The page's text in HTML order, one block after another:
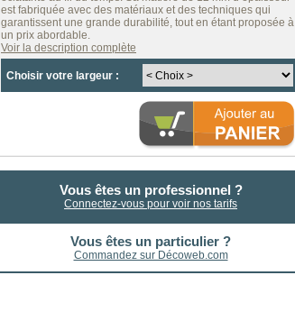
est fabriquée avec des matériaux et des techniques qui
garantissent une grande durabilité, tout en étant proposée à
un prix abordable.
Voir la description complète
Choisir votre largeur :
Vous êtes un professionnel ?
Connectez-vous pour voir nos tarifs
Vous êtes un particulier ?
Commandez sur Décoweb.com